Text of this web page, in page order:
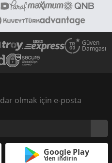
Güven
Damgası
olmak için e-posta
Google Play
'den indirin